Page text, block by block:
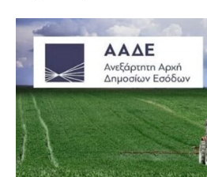
ΣΥΜΜΕΤΟΧΗ
ΕΤΑΙΡΕΙΕΣ
ΕΠΙΚΑΙΡΟΤΗΤΑ
ΕΠΙΚΟΙΝΩΝΙΑ